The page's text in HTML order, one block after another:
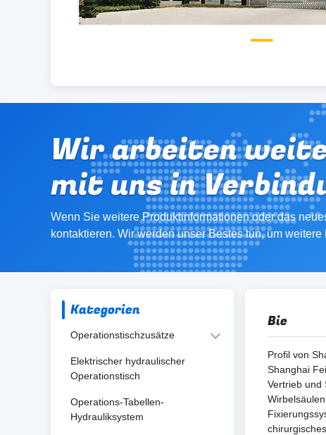
Wir arbeiten
mit uns in
Wenn Sie weitere Produktinformationen oder das
kontaktieren. Wir werden unser Bestes tun, um
Kategorien
Operationstischzusätze
Elektrischer hydraulischer
Operationstisch
Operations-Tabellen-
Hydrauliksystem
Bie
Profil von
Shanghai
Vertrieb und